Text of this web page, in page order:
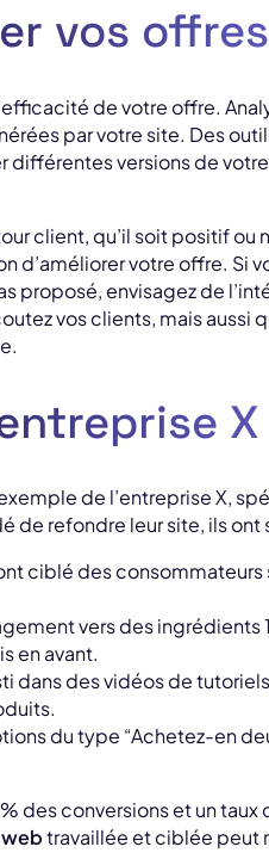
vos
de votre offre.
par votre site. Des
différentes versions de
client, qu’il soit positif ou
d’améliorer votre offre. Si
proposé, envisagez de
vos clients, mais aussi
X
de l’entreprise X,
de refondre leur site, ils ont
ciblé des consommateurs
vers des
en avant.
dans des vidéos de
du type “Achetez-en
des conversions et un
travaillée et ciblée peut